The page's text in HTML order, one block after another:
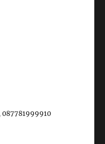
087781999910